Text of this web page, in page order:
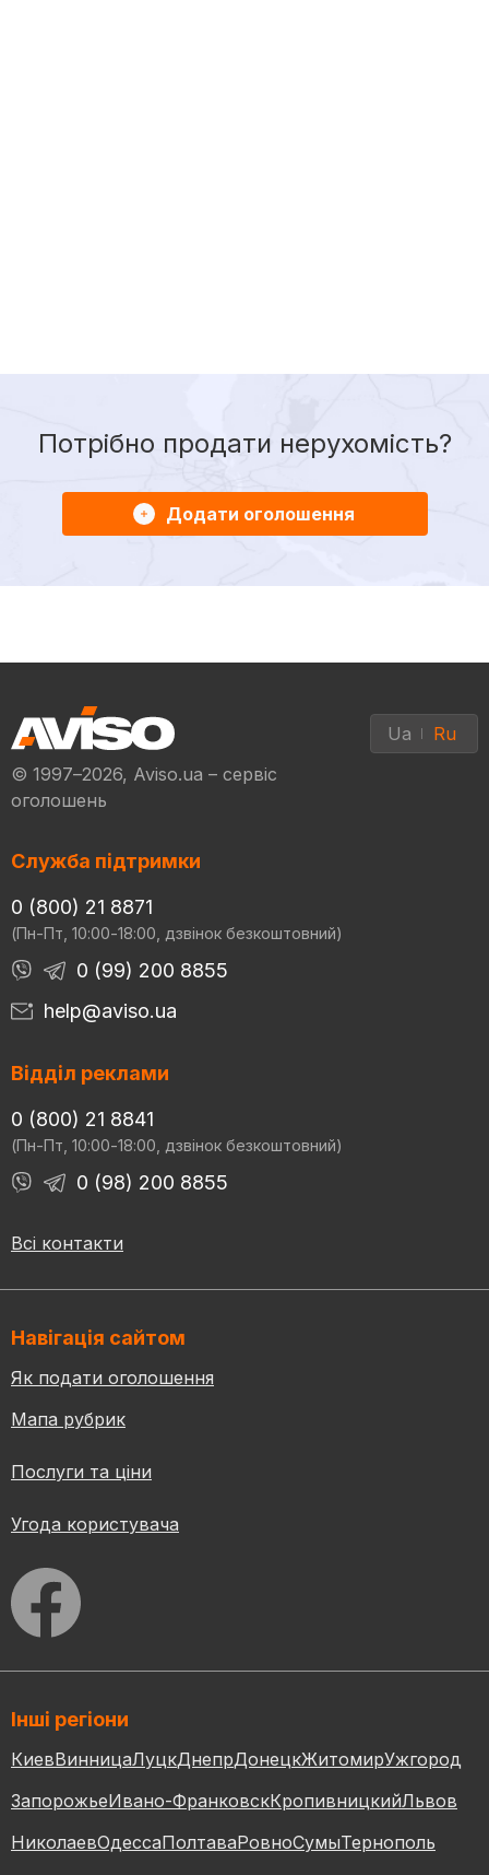
Потрібно продати нерухомість?
Додати оголошення
© 1997–2026, Aviso.ua – сервіс
оголошень
Ua Ru
Служба підтримки
0 (800) 21 8871
(Пн-Пт, 10:00-18:00, дзвінок безкоштовний)
0 (99) 200 8855
help@aviso.ua
Відділ реклами
0 (800) 21 8841
(Пн-Пт, 10:00-18:00, дзвінок безкоштовний)
0 (98) 200 8855
Всі контакти
Навігація сайтом
Як подати оголошення
Мапа рубрик
Послуги та ціни
Угода користувача
Інші регіони
КиевВинницаЛуцкДнепрДонецкЖитомирУжгород
ЗапорожьеИвано-ФранковскКропивницкийЛьвов
НиколаевОдессаПолтаваРовноСумыТернополь